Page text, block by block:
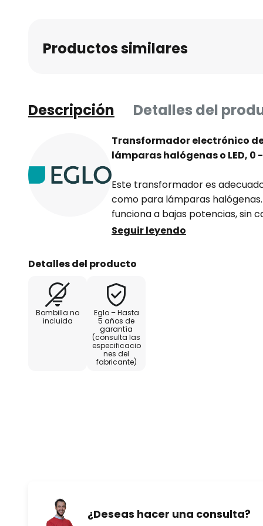
Productos similares
Descripción Detalles del
Transformador electrónico
lámparas halógenas o LED, 0
Este transformador es
como para lámparas
funciona a bajas potencias, sin
- Potencia máxima de las
- Tensión de entrada: 110 - 240 V,
- Tensión de salida: 11,5 V
Seguir leyendo
Detalles del producto
Bombilla no
incluida
Eglo – Hasta
5 años de
garantía
(consulta las
especificacio
nes del
fabricante)
¿Deseas hacer una consulta?